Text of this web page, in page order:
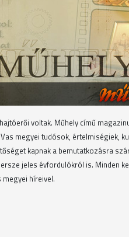
voltak. Műhely című
megyei tudósok, értelmiségiek,
kapnak a bemutatkozásra
jeles évfordulókról is. Minden
híreivel.